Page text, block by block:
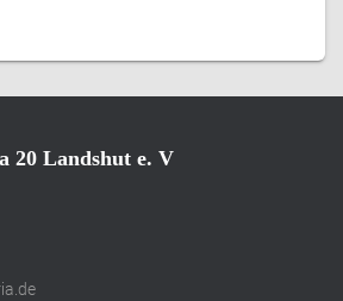
20 Landshut e. V